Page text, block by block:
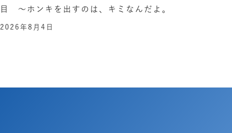
目 ～ホンキを出すのは、キミなんだよ。
2026年8月4日